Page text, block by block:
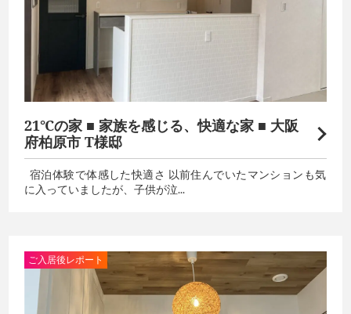
21℃の家 ■ 家族を感じる、快適な家 ■ 大阪
府柏原市 T様邸
宿泊体験で体感した快適さ 以前住んでいたマンションも気
に入っていましたが、子供が泣...
ご入居後レポート